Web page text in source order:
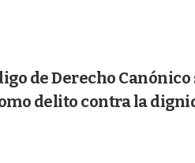
de Derecho
delito contra la